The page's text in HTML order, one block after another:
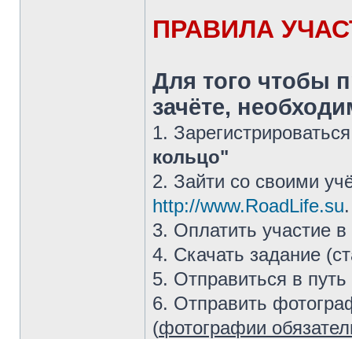
ПРАВИЛА
Для того чтобы
зачёте,
1.
кольцо"
2. Зайти со своими
http://www.RoadLife.su.
3. Оплатить участие
4. Скачать задание
5. Отправиться в путь
6. Отправить
(фотографии